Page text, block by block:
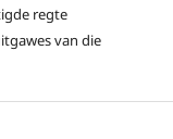
regte
van die